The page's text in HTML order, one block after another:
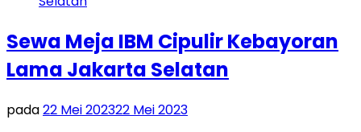
Sewa Meja IBM Cipulir Kebayoran
Lama Jakarta Selatan
pada22 Mei 202322 Mei 2023